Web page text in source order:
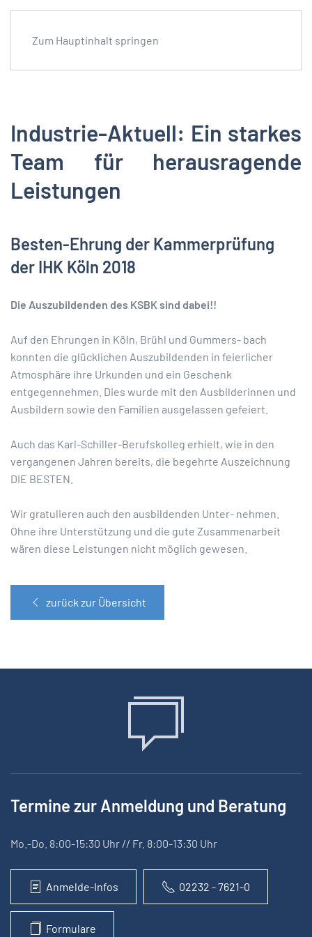
Zum Hauptinhalt springen
Industrie-Aktuell: Ein starkes
Team für herausragende
Leistungen
Besten-Ehrung der Kammerprüfung
der IHK Köln 2018
Die Auszubildenden des KSBK sind dabei!!
Auf den Ehrungen in Köln, Brühl und Gummers- bach
konnten die glücklichen Auszubildenden in feierlicher
Atmosphäre ihre Urkunden und ein Geschenk
entgegennehmen. Dies wurde mit den Ausbilderinnen und
Ausbildern sowie den Familien ausgelassen gefeiert.
Auch das Karl-Schiller-Berufskolleg erhielt, wie in den
vergangenen Jahren bereits, die begehrte Auszeichnung
DIE BESTEN.
Wir gratulieren auch den ausbildenden Unter- nehmen.
Ohne ihre Unterstützung und die gute Zusammenarbeit
wären diese Leistungen nicht möglich gewesen.
zurück zur Übersicht
Termine zur Anmeldung und Beratung
Mo.-Do. 8:00-15:30 Uhr // Fr. 8:00-13:30 Uhr
Anmelde-Infos 02232 - 7621-0
Formulare